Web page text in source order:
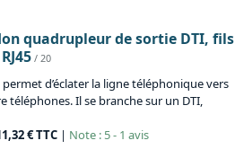
quadrupleur de sortie DTI, fils
/ 20
d’éclater la ligne téléphonique vers
téléphones. Il se branche sur un DTI,
€ TTC | Note : 5 - 1 avis